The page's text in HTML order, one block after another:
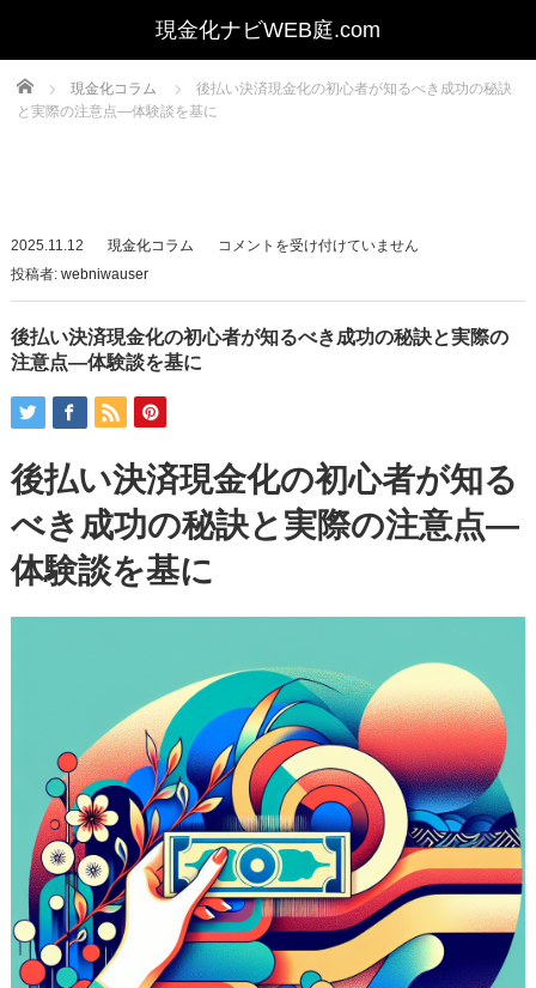
Home 現金化コラム
後払い決済現金化の初心者が知るべき成功の秘訣
と実際の注意点—体験談を基に
2025.11.12 現金化コラム
後
い
決
の
初
心
知
べ
功
の
秘
訣
と
実
際
の
コメントを受け付けていません
投稿者: webniwauser
後払い決済現金化の初心者が知るべき成功の秘訣と実際の
注意点—体験談を基に
後払い決済現金化の初心者が知る
べき成功の秘訣と実際の注意点—
体験談を基に